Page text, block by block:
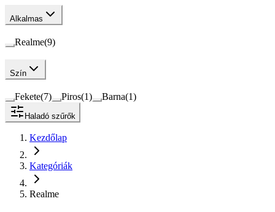
Alkalmas
Realme(9)
Szín
Fekete(7) Piros(1) Barna(1)
Haladó szűrők
Kezdőlap
Kategóriák
Realme